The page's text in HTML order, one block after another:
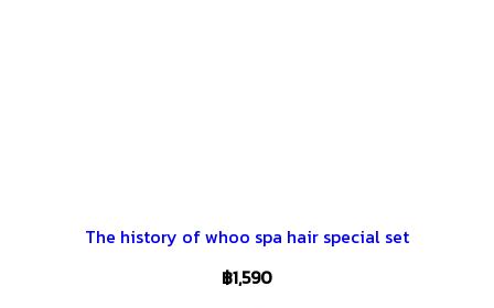
The history of whoo spa hair special set
฿1,590